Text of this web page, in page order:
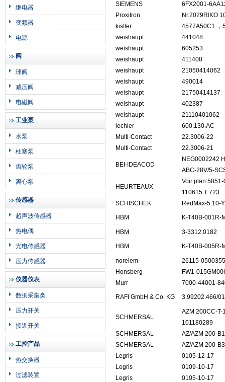
继电器
变频器
电源
阀
球阀
减压阀
电磁阀
工业泵
水泵
柱塞泵
齿轮泵
离心泵
传感器
超声波传感器
热电偶
光电传感器
压力传感器
仪器仪表
数据采集类
压力开关
接近开关
工控产品
热交换器
过滤装置
SIEMENS
6FX2001-
Proxitron
Nr.2029RIKO
kistler
4577A50C1 ，
weishaupt
441048
weishaupt
605253
weishaupt
411408
weishaupt
21050414062
weishaupt
490014
weishaupt
21750414137
weishaupt
402387
weishaupt
21110401062
lechler
600.130.AC
Multi-Contact
22.3006-22
Multi-Contact
22.3006-21
BEI-IDEACOD
NEG0002242
ABC-28V/5-
HEURTEAUX
Voir plan
110615 T 723
SCHISCHEK
RedMax-5.10-
HBM
K-T40B-001R-
HBM
3-3312.0182
HBM
K-T40B-005R-
norelem
26115-
Honsberg
FW1-
Murr
7000-44001-
RAFI GmbH & Co. KG
3.99202.466/
SCHMERSAL
AZM 200CC-T-
101180289
SCHMERSAL
AZ/AZM 200-
SCHMERSAL
AZ/AZM 200-
Legris
0105-12-17
Legris
0109-10-17
Legris
0105-10-17